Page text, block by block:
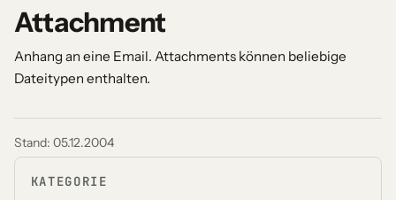
Attachment
Anhang an eine Email. Attachments können beliebige
Dateitypen enthalten.
Stand: 05.12.2004
KATEGORIE